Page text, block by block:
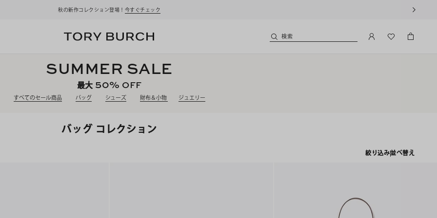
秋の新作コレクション登場！ 今すぐチェック
検索
SUMMER SALE
最大 50% OFF
すべてのセール商品 バッグ シューズ 財布＆小物 ジュエリー
バッグ コレクション
絞り込み並べ替え